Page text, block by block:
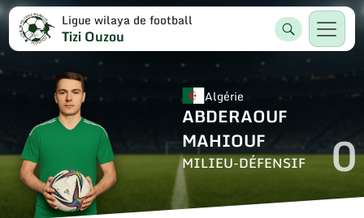
Ligue wilaya de football
Tizi Ouzou
Algérie
ABDERAOUF
MAHIOUF
MILIEU-DÉFENSIF 0